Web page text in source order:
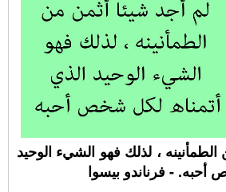
، لذلك فهو الشيء الوحيد
أحبه. - فرناندو بيسوا